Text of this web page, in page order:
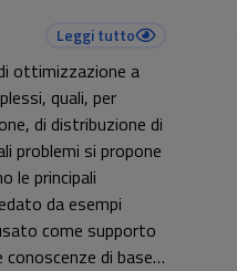
Leggi tutto
ottimizzazione a
quali, per
di distribuzione di
problemi si propone
le principali
da esempi
come supporto
di base